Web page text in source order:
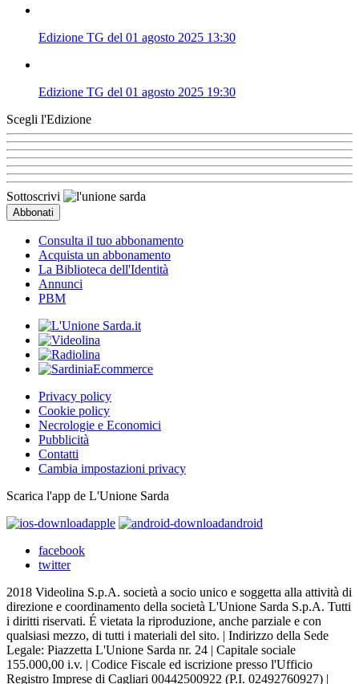
Edizione TG del 01 agosto 2025 13:30
Edizione TG del 01 agosto 2025 19:30
Scegli l'Edizione
Sottoscrivi
Consulta il tuo abbonamento
Acquista un abbonamento
La Biblioteca dell'Identità
Annunci
PBM
Privacy policy
Cookie policy
Necrologie e Economici
Pubblicità
Contatti
Cambia impostazioni privacy
Scarica l'app de L'Unione Sarda
apple
android
facebook
twitter
2018 Videolina S.p.A. società a socio unico e soggetta alla attività di
direzione e coordinamento della società L'Unione Sarda S.p.A. Tutti
i diritti riservati. É vietata la riproduzione, anche parziale e con
qualsiasi mezzo, di tutti i materiali del sito. | Indirizzo della Sede
Legale: Piazzetta L'Unione Sarda nr. 24 | Capitale sociale
155.000,00 i.v. | Codice Fiscale ed iscrizione presso l'Ufficio
Registro Imprese di Cagliari 00442500922 (P.I. 02492760927) |